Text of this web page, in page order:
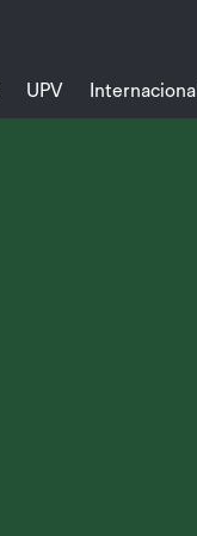
UPV Internacional